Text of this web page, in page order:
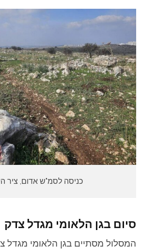
כניסה לסמ"ש אדום, ציר
סיום בגן הלאומי מגדל צדק
המסלול מסתיים בגן הלאומי מגדל